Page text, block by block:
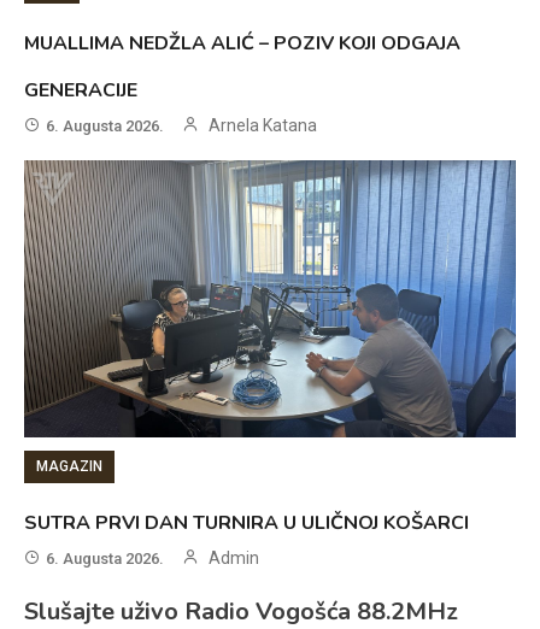
MUALLIMA NEDŽLA ALIĆ – POZIV KOJI ODGAJA
GENERACIJE
6. Augusta 2026. Arnela Katana
MAGAZIN
SUTRA PRVI DAN TURNIRA U ULIČNOJ KOŠARCI
6. Augusta 2026. Admin
Slušajte uživo Radio Vogošća 88.2MHz